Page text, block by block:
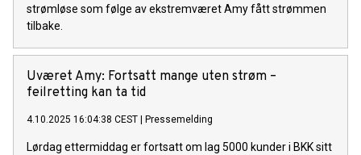
strømløse som følge av ekstremværet Amy fått strømmen
tilbake.
Uværet Amy: Fortsatt mange uten strøm –
feilretting kan ta tid
4.10.2025 16:04:38 CEST Pressemelding
Lørdag ettermiddag er fortsatt om lag 5000 kunder i BKK sitt